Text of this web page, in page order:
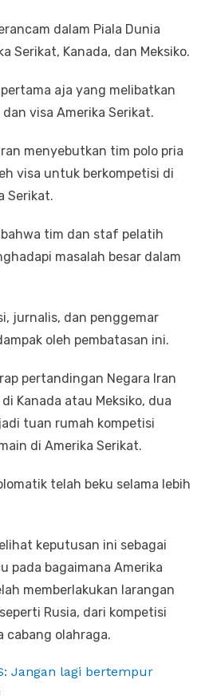
dalam Piala Dunia
Serikat, Kanada, dan Meksiko.
aja yang melibatkan
visa Amerika Serikat.
menyebutkan tim polo pria
visa untuk berkompetisi di
Serikat.
tim dan staf pelatih
masalah besar dalam
jurnalis, dan penggemar
oleh pembatasan ini.
pertandingan Negara Iran
Kanada atau Meksiko, dua
tuan rumah kompetisi
di Amerika Serikat.
telah beku selama lebih
keputusan ini sebagai
pada bagaimana Amerika
memberlakukan larangan
Rusia, dari kompetisi
cabang olahraga.
Jangan lagi bertempur